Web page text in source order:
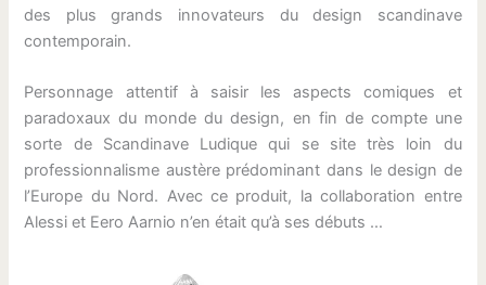
des plus grands innovateurs du design scandinave
contemporain.
Personnage attentif à saisir les aspects comiques et
paradoxaux du monde du design, en fin de compte une
sorte de Scandinave Ludique qui se site très loin du
professionnalisme austère prédominant dans le design de
l’Europe du Nord. Avec ce produit, la collaboration entre
Alessi et Eero Aarnio n’en était qu’à ses débuts …